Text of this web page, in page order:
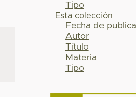
Tipo
Esta colección
Fecha de
Autor
Título
Materia
Tipo